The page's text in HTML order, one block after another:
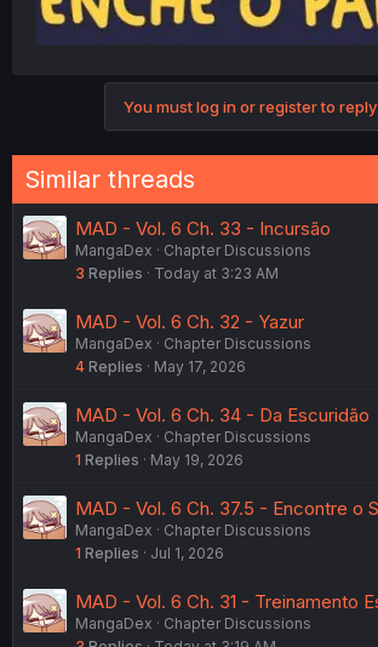
You must log in or register to
Similar threads
MAD - Vol. 6 Ch. 33 - Incursão
MangaDex
Chapter Discussions
3 Replies Today at 3:23 AM
MAD - Vol. 6 Ch. 32 - Yazur
MangaDex
Chapter Discussions
4 Replies May 17, 2026
MAD - Vol. 6 Ch. 34 - Da Escuridão
MangaDex
Chapter Discussions
1 Replies May 19, 2026
MAD - Vol. 6 Ch. 37.5 - Encontre o
MangaDex
Chapter Discussions
1 Replies Jul 1, 2026
MAD - Vol. 6 Ch. 31 - Treinamento
MangaDex
Chapter Discussions